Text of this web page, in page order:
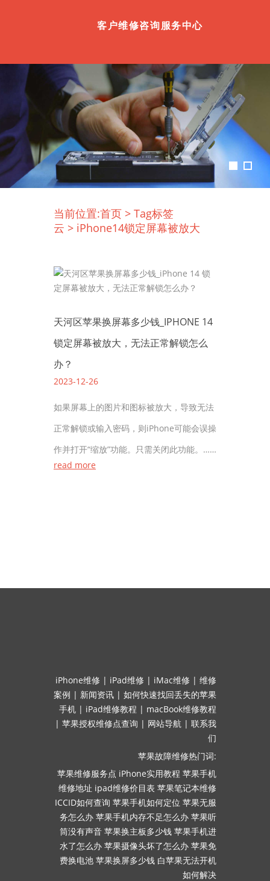
客户维修咨询服务中心
当前位置:首页 > Tag标签
云 > iPhone14锁定屏幕被放大
天河区苹果换屏幕多少钱_IPHONE 14
锁定屏幕被放大，无法正常解锁怎么
办？
2023-12-26
如果屏幕上的图片和图标被放大，导致无法
正常解锁或输入密码，则iPhone可能会误操
作并打开“缩放”功能。只需关闭此功能。……
read more
iPhone维修 | iPad维修 | iMac维修 | 维修
案例 | 新闻资讯 | 如何快速找回丢失的苹果
手机 | iPad维修教程 | macBook维修教程
| 苹果授权维修点查询 | 网站导航 | 联系我
们
苹果故障维修热门词:
苹果维修服务点 iPhone实用教程 苹果手机
维修地址 ipad维修价目表 苹果笔记本维修
ICCID如何查询 苹果手机如何定位 苹果无服
务怎么办 苹果手机内存不足怎么办 苹果听
筒没有声音 苹果换主板多少钱 苹果手机进
水了怎么办 苹果摄像头坏了怎么办 苹果免
费换电池 苹果换屏多少钱 白苹果无法开机
如何解决